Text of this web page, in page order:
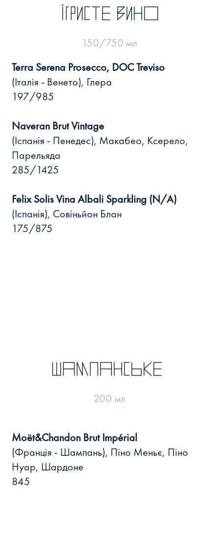
ІГРИСТЕ ВИНО
150/750 мл
Terra Serena Prosecco, DOC Treviso
(Італія - Венето), Глера
197/985
Naveran Brut Vintage
(Іспанія - Пенедес), Макабео, Ксерело,
Парельяда
285/1425
Felix Solis Vina Albali Sparkling (N/A)
(Іспанія), Совіньйон Блан
175/875
Шампанське
200 мл
Moët&Chandon Brut Impérial
(Франція - Шампань), Піно Меньє, Піно
Нуар, Шардоне
845